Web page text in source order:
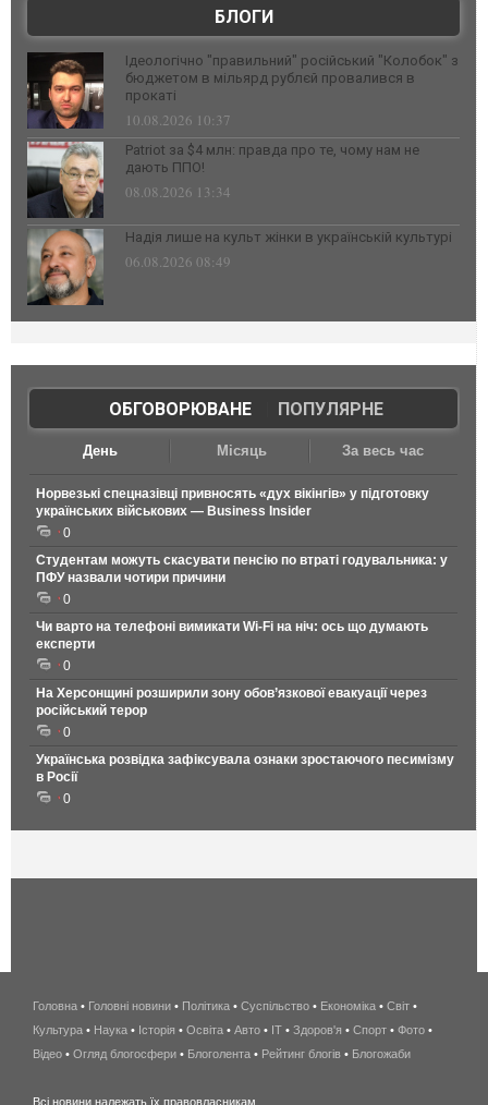
БЛОГИ
Ідеологічно "правильний" російський "Колобок" з
бюджетом в мільярд рублєй провалився в
прокаті
10.08.2026 10:37
Patriot за $4 млн: правда про те, чому нам не
дають ППО!
08.08.2026 13:34
Надія лише на культ жінки в українській культурі
06.08.2026 08:49
ОБГОВОРЮВАНЕ| ПОПУЛЯРНЕ
День Місяць За весь час
Норвезькі спецназівці привносять «дух вікінгів» у підготовку
українських військових — Business Insider
0
Студентам можуть скасувати пенсію по втраті годувальника: у
ПФУ назвали чотири причини
0
Чи варто на телефонi вимикати Wi-Fi на ніч: ось що думають
експерти
0
На Херсонщині розширили зону обов’язкової евакуації через
російський терор
0
Українська розвідка зафіксувала ознаки зростаючого песимізму
в Росії
0
беспроводной
интернет
киев
Головна • Головні новини • Політика • Суспільство • Економіка • Світ •
Культура • Наука • Історія • Освіта • Авто • IT • Здоров'я • Спорт • Фото •
Відео • Огляд блогосфери • Блоголента • Рейтинг блогів • Блогожаби
Всі новини належать їх правовласникам.